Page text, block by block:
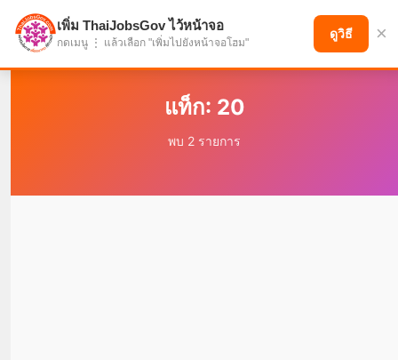
แบ่งปันโอกาส เพื่ออนาคตที่ก้าวหน้า
แท็ก: 20
พบ 2 รายการ
เพิ่ม ThaiJobsGov ไว้หน้าจอ
กดเมนู ⋮ แล้วเลือก "เพิ่มไปยังหน้าจอโฮม"
ดูวิธี ×